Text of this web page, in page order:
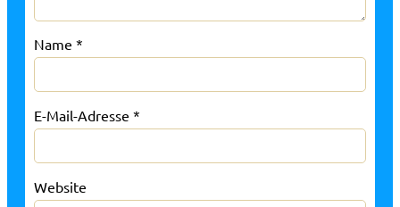
Name *
E-Mail-Adresse *
Website